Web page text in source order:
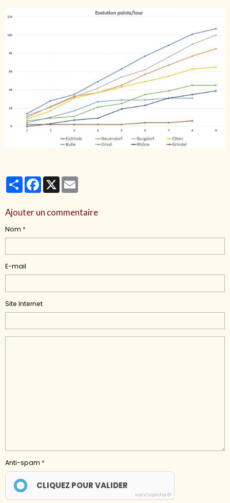
PartagerFacebook
X
Ajouter un commentaire
Nom
E-mail
Site Internet
Anti-spam
CLIQUEZ POUR VALIDER
IconCaptcha ©